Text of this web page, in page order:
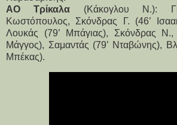
ΑΟ Τρίκαλα (Κάκογλου Ν.):
Κωστόπουλος, Σκόνδρας Γ. (46’
Λουκάς (79’ Μπάγιας), Σκόνδρας
Μάγγος), Σαμαντάς (79’ Νταβώνης),
Μπέκας).